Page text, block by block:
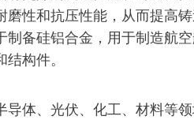
磨性和抗压性能，从而提高
制备硅铝合金，用于制造航
构件。
导体、光伏、化工、材料等